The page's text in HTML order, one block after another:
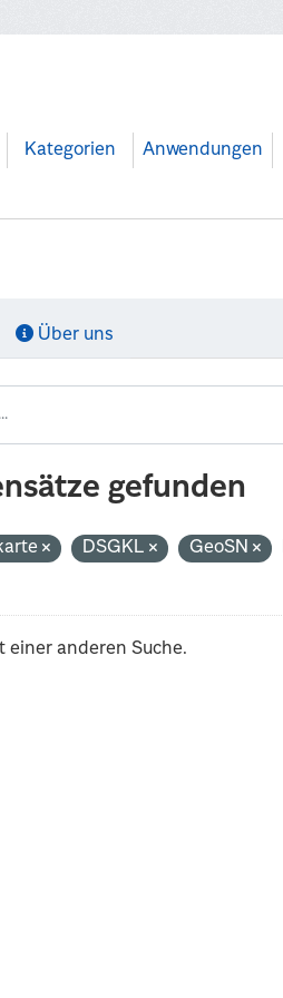
Kategorien Anwendungen
Über uns
gefunden
DSGKL GeoSN
einer anderen Suche.